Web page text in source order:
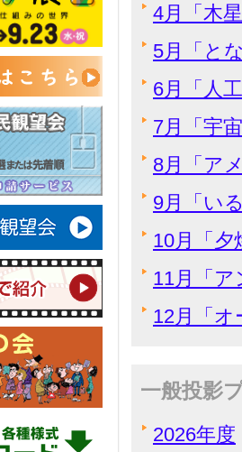
4月「木
5月「と
6月「人
7月「宇
8月「ア
9月「い
10月「夕
11月「
12月「
一般投影
2026年度